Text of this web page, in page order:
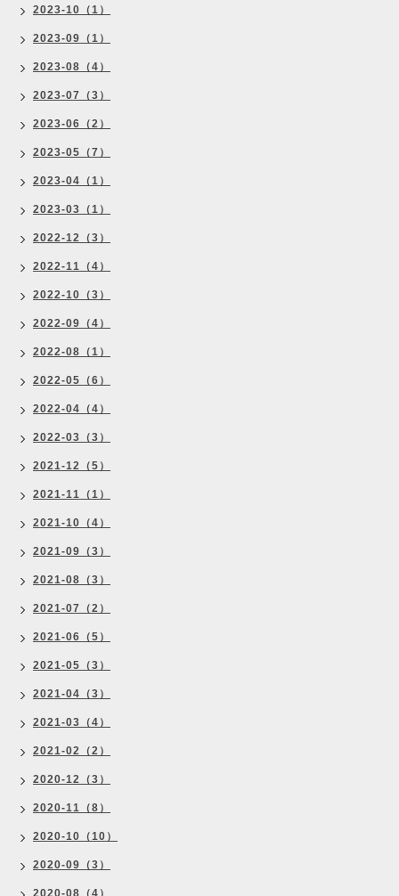
2023-10（1）
2023-09（1）
2023-08（4）
2023-07（3）
2023-06（2）
2023-05（7）
2023-04（1）
2023-03（1）
2022-12（3）
2022-11（4）
2022-10（3）
2022-09（4）
2022-08（1）
2022-05（6）
2022-04（4）
2022-03（3）
2021-12（5）
2021-11（1）
2021-10（4）
2021-09（3）
2021-08（3）
2021-07（2）
2021-06（5）
2021-05（3）
2021-04（3）
2021-03（4）
2021-02（2）
2020-12（3）
2020-11（8）
2020-10（10）
2020-09（3）
2020-08（4）